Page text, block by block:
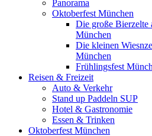
Panorama
Oktoberfest München
Die große Bierzelte
München
Die kleinen
München
Frühlingsfest
Reisen & Freizeit
Auto & Verkehr
Stand up Paddeln SUP
Hotel & Gastronomie
Essen & Trinken
Oktoberfest München